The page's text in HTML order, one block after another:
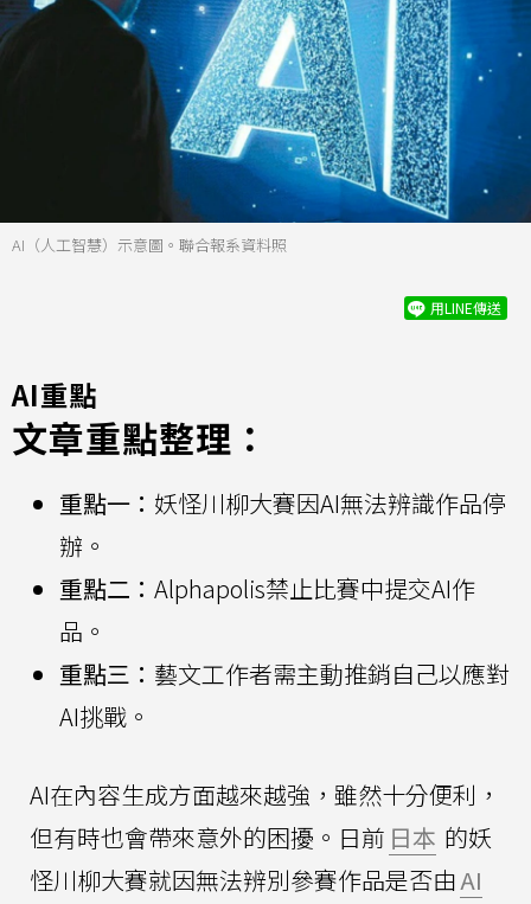
AI（人工智慧）示意圖。聯合報系資料照
用LINE傳送
AI重點
文章重點整理：
重點一： 妖怪川柳大賽因AI無法辨識作品停
辦。
重點二： Alphapolis禁止比賽中提交AI作
品。
重點三： 藝文工作者需主動推銷自己以應對
AI挑戰。
AI在內容生成方面越來越強，雖然十分便利，
但有時也會帶來意外的困擾。日前 日本 的妖
怪川柳大賽就因無法辨別參賽作品是否由AI